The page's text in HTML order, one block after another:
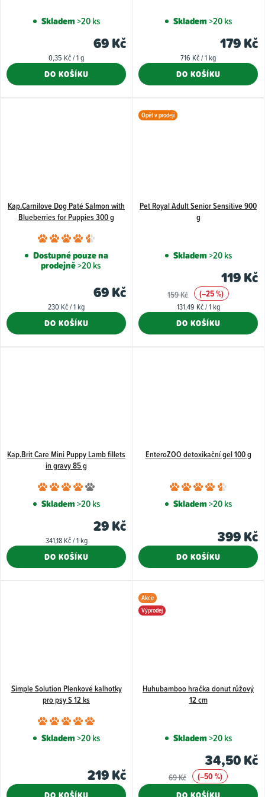
Skladem>20 ks
69 Kč
Měrná
0,35 Kč / 1 g
DO KOŠÍKU
Skladem>20 ks
179 Kč
Měrná
716 Kč / 1 kg
DO KOŠÍKU
Kap.Carnilove Dog Paté Salmon with
Blueberries for Puppies 300 g
Průměrné
hodnocení
produktu
4,5
z
hvězdiček.
Dostupné pouze na
prodejně>20 ks
69 Kč
Měrná
230 Kč / 1 kg
DO KOŠÍKU
Opět v prodeji
Pet Royal Adult Senior Sensitive 900
g
Skladem>20 ks
119 Kč
159 Kč (–25 %)
Měrná
131,49 Kč / 1 kg
DO KOŠÍKU
Kap.Brit Care Mini Puppy Lamb fillets
in gravy 85 g
Průměrné
hodnocení
je
4,0
Skladem>20 ks
29 Kč
Měrná
341,18 Kč / 1 kg
DO KOŠÍKU
EnteroZOO detoxikační gel 100 g
je
4,7
Skladem>20 ks
399 Kč
DO KOŠÍKU
Simple Solution Plenkové kalhotky
pro psy S 12 ks
Průměrné
hodnocení
5,0
Skladem>20 ks
219 Kč
Akce
Výprodej
Huhubamboo hračka donut růžový
12 cm
Skladem>20 ks
34,50 Kč
69 Kč
(–50 %)